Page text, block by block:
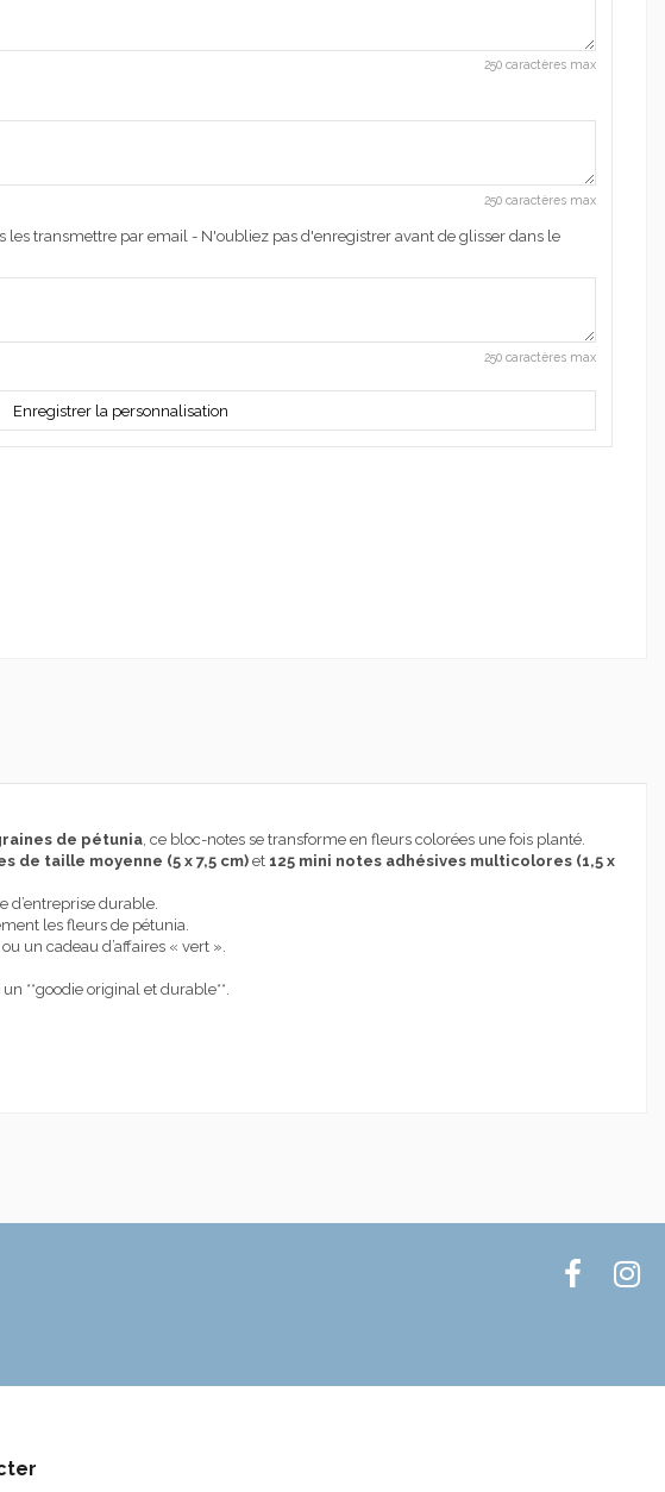
250 caractères max
250 caractères max
les transmettre par email - N'oubliez pas d'enregistrer avant de glisser dans le
250 caractères max
Enregistrer la personnalisation
de pétunia, ce bloc-notes se transforme en fleurs colorées une fois planté.
de taille moyenne (5 x 7,5 cm)et 125 mini notes adhésives multicolores (1,5 x
d’entreprise durable.
les fleurs de pétunia.
un cadeau d’affaires « vert ».
**goodie original et durable**.